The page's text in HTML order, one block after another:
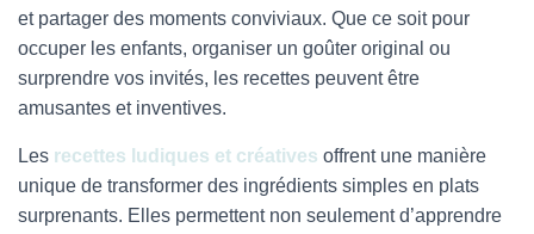
et partager des moments conviviaux. Que ce soit pour
occuper les enfants, organiser un goûter original ou
surprendre vos invités, les recettes peuvent être
amusantes et inventives.
Les recettes ludiques et créatives offrent une manière
unique de transformer des ingrédients simples en plats
surprenants. Elles permettent non seulement d’apprendre